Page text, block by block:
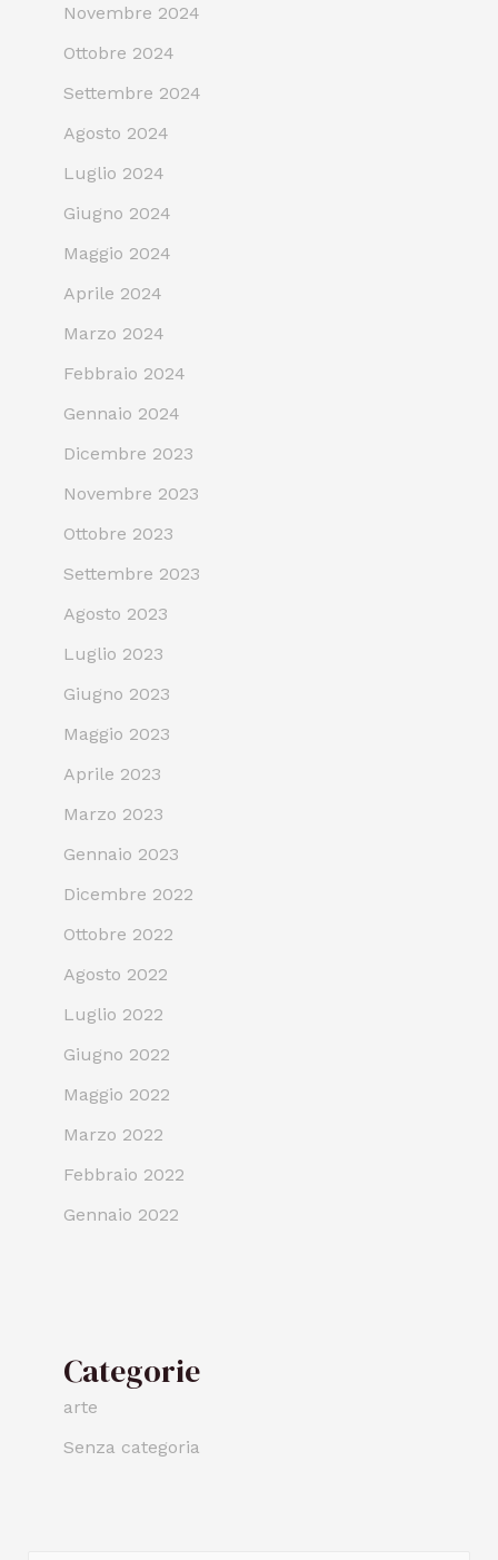
Novembre 2024
Ottobre 2024
Settembre 2024
Agosto 2024
Luglio 2024
Giugno 2024
Maggio 2024
Aprile 2024
Marzo 2024
Febbraio 2024
Gennaio 2024
Dicembre 2023
Novembre 2023
Ottobre 2023
Settembre 2023
Agosto 2023
Luglio 2023
Giugno 2023
Maggio 2023
Aprile 2023
Marzo 2023
Gennaio 2023
Dicembre 2022
Ottobre 2022
Agosto 2022
Luglio 2022
Giugno 2022
Maggio 2022
Marzo 2022
Febbraio 2022
Gennaio 2022
Categorie
arte
Senza categoria